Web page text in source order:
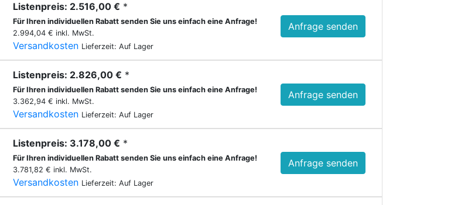
Listenpreis: 2.516,00 € *
Für Ihren individuellen Rabatt senden Sie uns einfach eine Anfrage!
2.994,04 € inkl. MwSt.
Versandkosten Lieferzeit: Auf Lager
Anfrage senden
Listenpreis: 2.826,00 € *
Für Ihren individuellen Rabatt senden Sie uns einfach eine Anfrage!
3.362,94 € inkl. MwSt.
Versandkosten Lieferzeit: Auf Lager
Anfrage senden
Listenpreis: 3.178,00 € *
Für Ihren individuellen Rabatt senden Sie uns einfach eine Anfrage!
3.781,82 € inkl. MwSt.
Versandkosten Lieferzeit: Auf Lager
Anfrage senden